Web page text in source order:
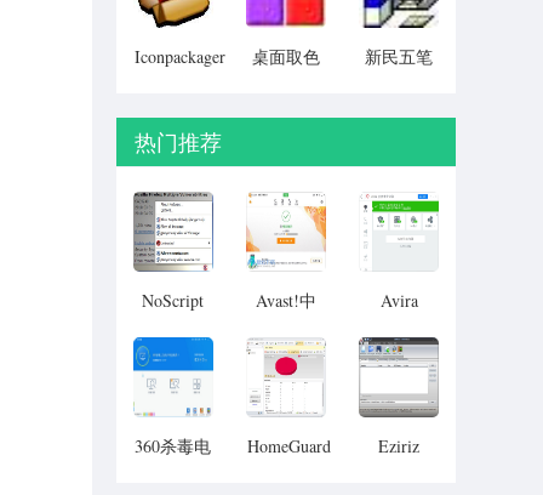
Iconpackager
桌面取色
新民五笔
热门推荐
NoScript
Avast!中
Avira
360杀毒电
HomeGuard Eziriz